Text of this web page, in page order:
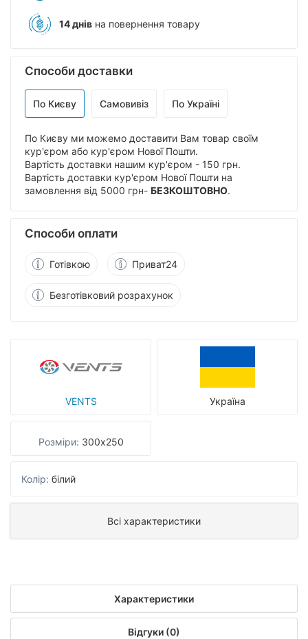
VENTS Україна
Розміри: 300х250
Колір: білий
Всі характеристики
14 днів на повернення товару
Способи доставки
По Києву Самовивіз По Україні
По Києву ми можемо доставити Вам товар своїм
кур'єром або кур'єром Нової Пошти.
Вартість доставки нашим кур'єром - 150 грн.
Вартість доставки кур'єром Нової Пошти на
замовлення від 5000 грн- БЕЗКОШТОВНО.
Способи оплати
Готівкою Приват24
Безготівковий розрахунок
Характеристики
Відгуки (0)